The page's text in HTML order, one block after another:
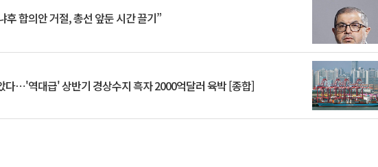
후 합의안 거절, 총선 앞둔 시간 끌기”
다⋯'역대급' 상반기 경상수지 흑자 2000억달러 육박 [종합]